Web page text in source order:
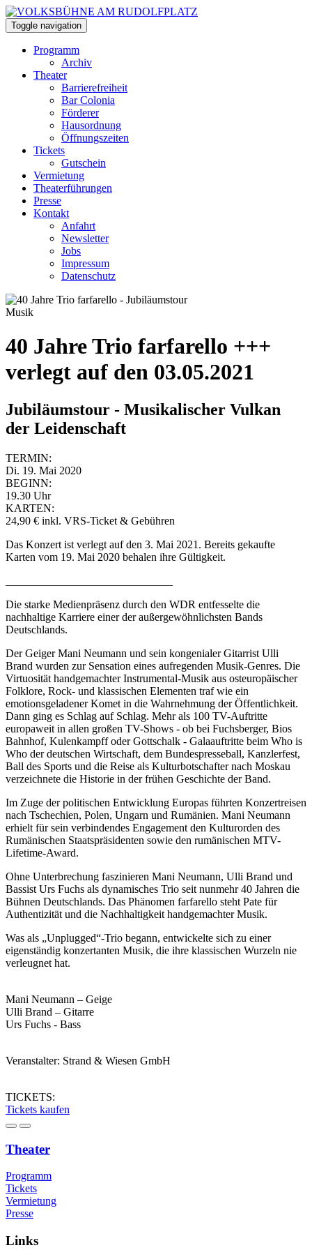
Toggle navigation
Programm
Archiv
Theater
Barrierefreiheit
Bar Colonia
Förderer
Hausordnung
Öffnungszeiten
Tickets
Gutschein
Vermietung
Theaterführungen
Presse
Kontakt
Anfahrt
Newsletter
Jobs
Impressum
Datenschutz
Musik
40 Jahre Trio farfarello +++
verlegt auf den 03.05.2021
Jubiläumstour - Musikalischer Vulkan
der Leidenschaft
TERMIN:
Di. 19. Mai 2020
BEGINN:
19.30 Uhr
KARTEN:
24,90 € inkl. VRS-Ticket & Gebühren
Das Konzert ist verlegt auf den 3. Mai 2021. Bereits gekaufte
Karten vom 19. Mai 2020 behalen ihre Gültigkeit.
Die starke Medienpräsenz durch den WDR entfesselte die
nachhaltige Karriere einer der außergewöhnlichsten Bands
Deutschlands.
Der Geiger Mani Neumann und sein kongenialer Gitarrist Ulli
Brand wurden zur Sensation eines aufregenden Musik-Genres. Die
Virtuosität handgemachter Instrumental-Musik aus osteuropäischer
Folklore, Rock- und klassischen Elementen traf wie ein
emotionsgeladener Komet in die Wahrnehmung der Öffentlichkeit.
Dann ging es Schlag auf Schlag. Mehr als 100 TV-Auftritte
europaweit in allen großen TV-Shows - ob bei Fuchsberger, Bios
Bahnhof, Kulenkampff oder Gottschalk - Galaauftritte beim Who is
Who der deutschen Wirtschaft, dem Bundespresseball, Kanzlerfest,
Ball des Sports und die Reise als Kulturbotschafter nach Moskau
verzeichnete die Historie in der frühen Geschichte der Band.
Im Zuge der politischen Entwicklung Europas führten Konzertreisen
nach Tschechien, Polen, Ungarn und Rumänien. Mani Neumann
erhielt für sein verbindendes Engagement den Kulturorden des
Rumänischen Staatspräsidenten sowie den rumänischen MTV-
Lifetime-Award.
Ohne Unterbrechung faszinieren Mani Neumann, Ulli Brand und
Bassist Urs Fuchs als dynamisches Trio seit nunmehr 40 Jahren die
Bühnen Deutschlands. Das Phänomen farfarello steht Pate für
Authentizität und die Nachhaltigkeit handgemachter Musik.
Was als „Unplugged“-Trio begann, entwickelte sich zu einer
eigenständig konzertanten Musik, die ihre klassischen Wurzeln nie
verleugnet hat.
Mani Neumann – Geige
Ulli Brand – Gitarre
Urs Fuchs - Bass
Veranstalter: Strand & Wiesen GmbH
TICKETS:
Tickets kaufen
Theater
Programm
Tickets
Vermietung
Presse
Links